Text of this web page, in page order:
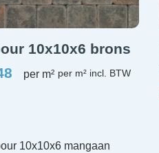
10x10x6 brons
per m²